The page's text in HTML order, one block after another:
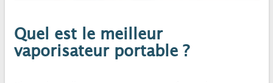
Quel est le meilleur
vaporisateur portable ?